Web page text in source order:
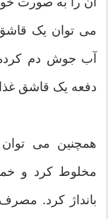
می توان یک قاشق
آب جوش دم
دفعه یک قاشق
همچنین می
مخلوط کرد و
بانداژ کرد. مصرف